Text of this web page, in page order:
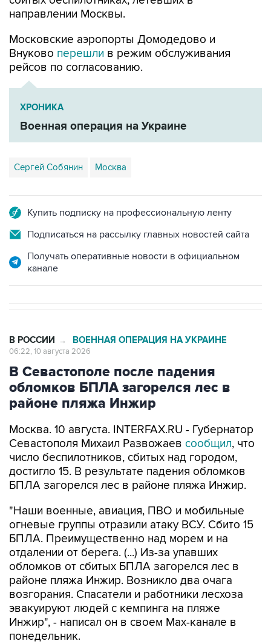
направлении Москвы.
Московские аэропорты Домодедово и
Внуково перешли в режим обслуживания
рейсов по согласованию.
ХРОНИКА
Военная операция на Украине
Сергей Собянин Москва
Купить подписку на профессиональную ленту
Подписаться на рассылку главных новостей сайта
Получать оперативные новости в официальном
канале
В РОССИИ → ВОЕННАЯ ОПЕРАЦИЯ НА УКРАИНЕ
06:22, 10 августа 2026
В Севастополе после падения
обломков БПЛА загорелся лес в
районе пляжа Инжир
Москва. 10 августа. INTERFAX.RU - Губернатор
Севастополя Михаил Развожаев сообщил, что
число беспилотников, сбитых над городом,
достигло 15. В результате падения обломков
БПЛА загорелся лес в районе пляжа Инжир.
"Наши военные, авиация, ПВО и мобильные
огневые группы отразили атаку ВСУ. Сбито 15
БПЛА. Преимущественно над морем и на
отдалении от берега. (...) Из-за упавших
обломков от сбитых БПЛА загорелся лес в
районе пляжа Инжир. Возникло два очага
возгорания. Спасатели и работники лесхоза
эвакуируют людей с кемпинга на пляже
Инжир", - написал он в своем Мах-канале в
понедельник.